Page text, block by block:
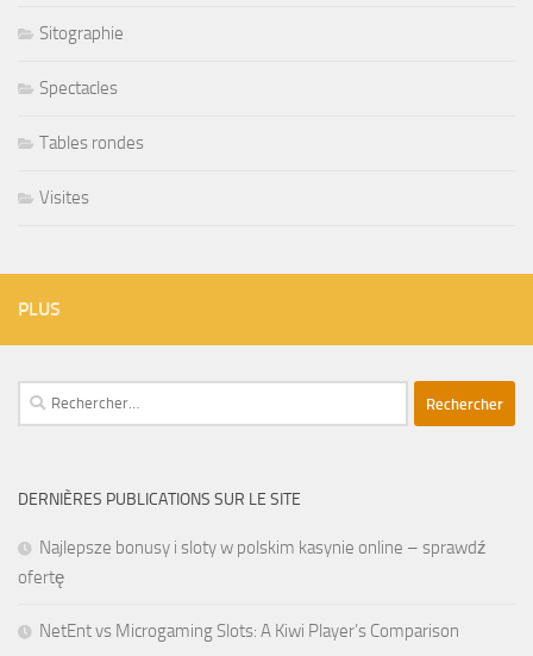
Sitographie
Spectacles
Tables rondes
Visites
PLUS
Rechercher :
DERNIÈRES PUBLICATIONS SUR LE SITE
Najlepsze bonusy i sloty w polskim kasynie online – sprawdź
ofertę
NetEnt vs Microgaming Slots: A Kiwi Player’s Comparison